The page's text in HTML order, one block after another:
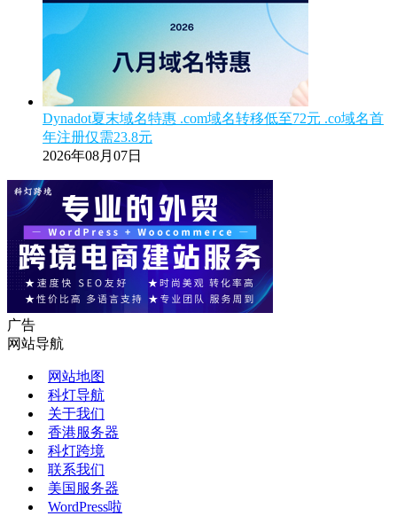
Dynadot夏末域名特惠 .com域名转移低至72元 .co域名首
年注册仅需23.8元
2026年08月07日
广告
网站导航
网站地图
科灯导航
关于我们
香港服务器
科灯跨境
联系我们
美国服务器
WordPress啦